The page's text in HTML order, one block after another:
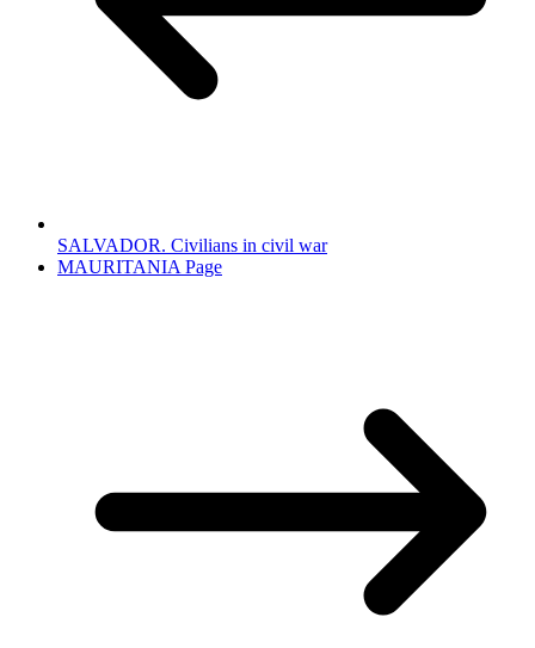
SALVADOR. Civilians in civil war
MAURITANIA Page